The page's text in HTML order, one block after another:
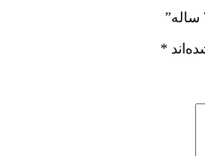
*